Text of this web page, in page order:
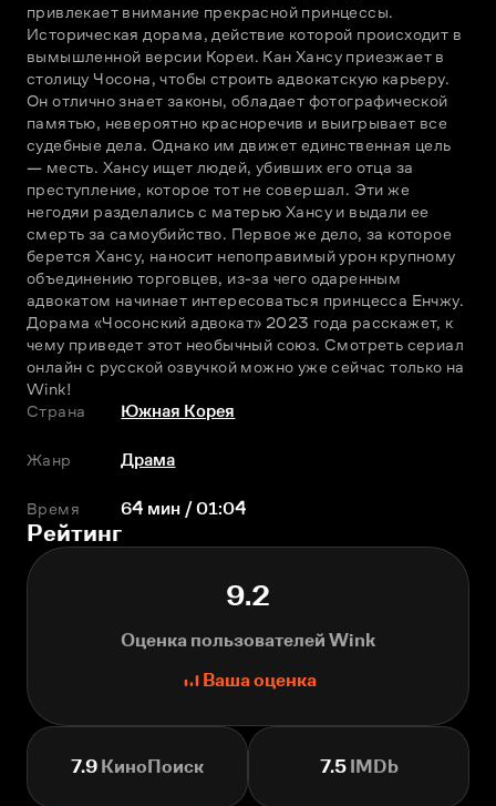
привлекает внимание прекрасной принцессы.
Историческая дорама, действие которой происходит в
вымышленной версии Кореи. Кан Хансу приезжает в
столицу Чосона, чтобы строить адвокатскую карьеру.
Он отлично знает законы, обладает фотографической
памятью, невероятно красноречив и выигрывает все
судебные дела. Однако им движет единственная цель
— месть. Хансу ищет людей, убивших его отца за
преступление, которое тот не совершал. Эти же
негодяи разделались с матерью Хансу и выдали ее
смерть за самоубийство. Первое же дело, за которое
берется Хансу, наносит непоправимый урон крупному
объединению торговцев, из-за чего одаренным
адвокатом начинает интересоваться принцесса Енчжу.
Дорама «Чосонский адвокат» 2023 года расскажет, к
чему приведет этот необычный союз. Смотреть сериал
онлайн с русской озвучкой можно уже сейчас только на
Wink!
Страна
Южная Корея
Жанр Драма
Время 64 мин / 01:04
Рейтинг
9.2
Оценка пользователей Wink
Ваша оценка
7.9 КиноПоиск 7.5IMDb